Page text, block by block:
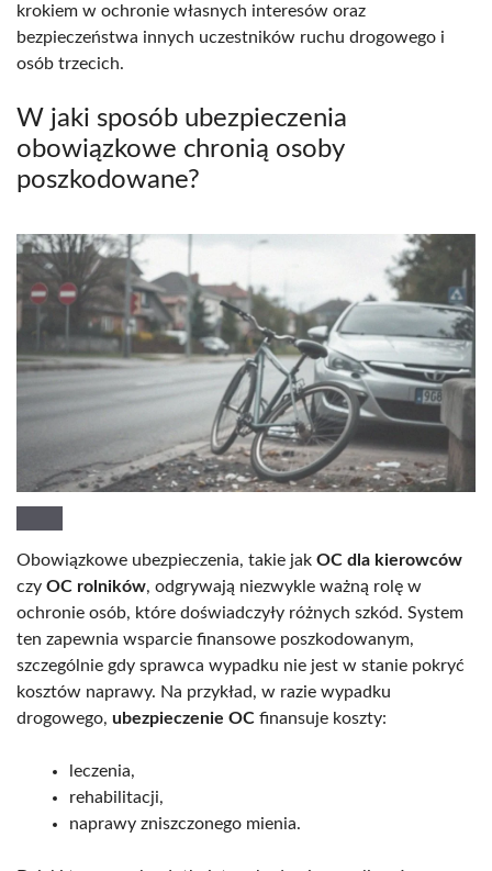
krokiem w ochronie własnych interesów oraz
bezpieczeństwa innych uczestników ruchu drogowego i
osób trzecich.
W jaki sposób ubezpieczenia
obowiązkowe chronią osoby
poszkodowane?
Obowiązkowe ubezpieczenia, takie jak OC dla kierowców
czy OC rolników, odgrywają niezwykle ważną rolę w
ochronie osób, które doświadczyły różnych szkód. System
ten zapewnia wsparcie finansowe poszkodowanym,
szczególnie gdy sprawca wypadku nie jest w stanie pokryć
kosztów naprawy. Na przykład, w razie wypadku
drogowego, ubezpieczenie OC finansuje koszty:
leczenia,
rehabilitacji,
naprawy zniszczonego mienia.